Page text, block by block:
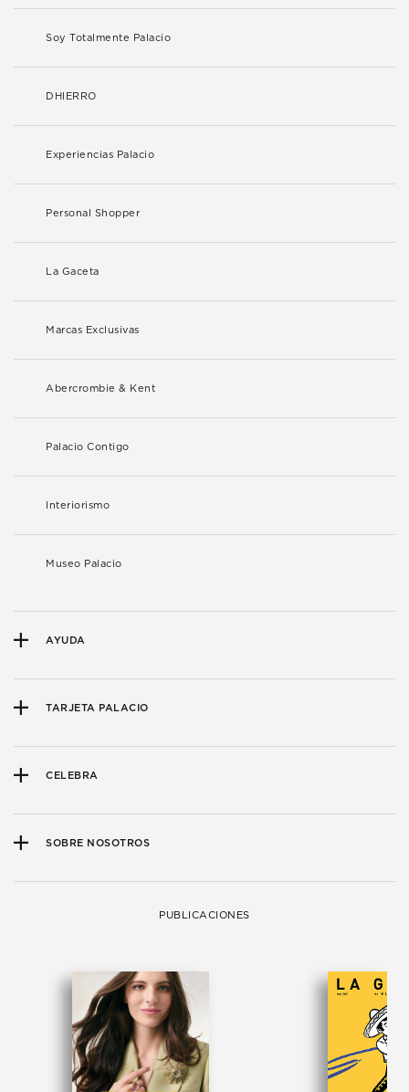
Soy Totalmente Palacio
DHIERRO
Experiencias Palacio
Personal Shopper
La Gaceta
Marcas Exclusivas
Abercrombie & Kent
Palacio Contigo
Interiorismo
Museo Palacio
AYUDA
TARJETA PALACIO
CELEBRA
SOBRE NOSOTROS
PUBLICACIONES